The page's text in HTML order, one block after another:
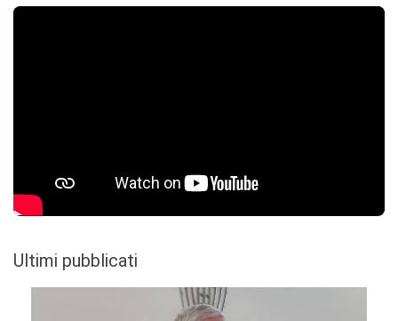
Ultimi pubblicati